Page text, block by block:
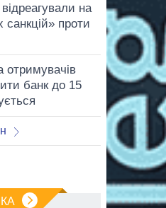
на
санкцій» проти
отримувачів
банк до 15